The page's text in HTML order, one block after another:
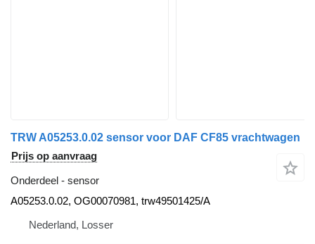
TRW A05253.0.02 sensor voor DAF CF85 vrachtwagen
Prijs op aanvraag
Onderdeel - sensor
A05253.0.02, OG00070981, trw49501425/A
Nederland, Losser